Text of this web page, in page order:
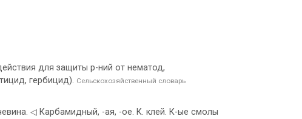
для защиты р-ний от нематод,
гербицид). Сельскохозяйственный словарь
◁ Карбамидный, -ая, -ое. К. клей. К-ые смолы